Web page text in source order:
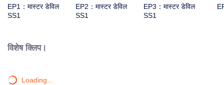
EP1：मास्टर डेविल
SS1
EP2：मास्टर डेविल
SS1
EP3：मास्टर डेविल
SS1
विशेष क्लिप।
Loading…